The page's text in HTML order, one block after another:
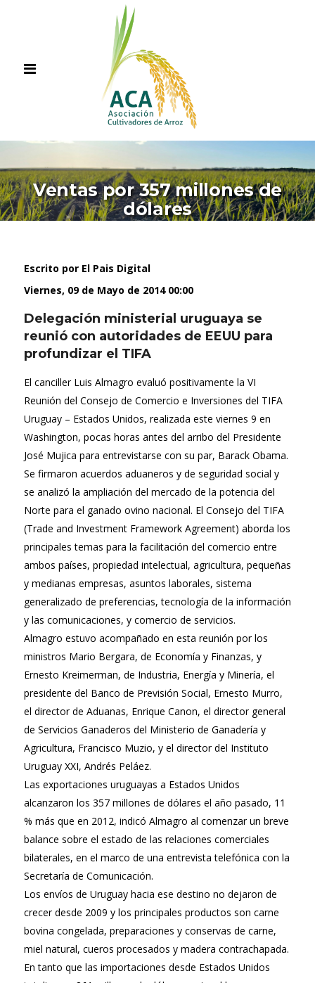
Ventas por 357 millones de
dólares
Escrito por El Pais Digital
Viernes, 09 de Mayo de 2014 00:00
Delegación ministerial uruguaya se
reunió con autoridades de EEUU para
profundizar el TIFA
El canciller Luis Almagro evaluó positivamente la VI
Reunión del Consejo de Comercio e Inversiones del TIFA
Uruguay – Estados Unidos, realizada este viernes 9 en
Washington, pocas horas antes del arribo del Presidente
José Mujica para entrevistarse con su par, Barack Obama.
Se firmaron acuerdos aduaneros y de seguridad social y
se analizó la ampliación del mercado de la potencia del
Norte para el ganado ovino nacional. El Consejo del TIFA
(Trade and Investment Framework Agreement) aborda los
principales temas para la facilitación del comercio entre
ambos países, propiedad intelectual, agricultura, pequeñas
y medianas empresas, asuntos laborales, sistema
generalizado de preferencias, tecnología de la información
y las comunicaciones, y comercio de servicios.
Almagro estuvo acompañado en esta reunión por los
ministros Mario Bergara, de Economía y Finanzas, y
Ernesto Kreimerman, de Industria, Energía y Minería, el
presidente del Banco de Previsión Social, Ernesto Murro,
el director de Aduanas, Enrique Canon, el director general
de Servicios Ganaderos del Ministerio de Ganadería y
Agricultura, Francisco Muzio, y el director del Instituto
Uruguay XXI, Andrés Peláez.
Las exportaciones uruguayas a Estados Unidos
alcanzaron los 357 millones de dólares el año pasado, 11
% más que en 2012, indicó Almagro al comenzar un breve
balance sobre el estado de las relaciones comerciales
bilaterales, en el marco de una entrevista telefónica con la
Secretaría de Comunicación.
Los envíos de Uruguay hacia ese destino no dejaron de
crecer desde 2009 y los principales productos son carne
bovina congelada, preparaciones y conservas de carne,
miel natural, cueros procesados y madera contrachapada.
En tanto que las importaciones desde Estados Unidos